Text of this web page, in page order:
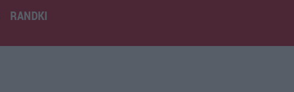
RANDKI